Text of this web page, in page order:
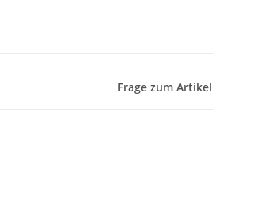
Frage zum Artikel